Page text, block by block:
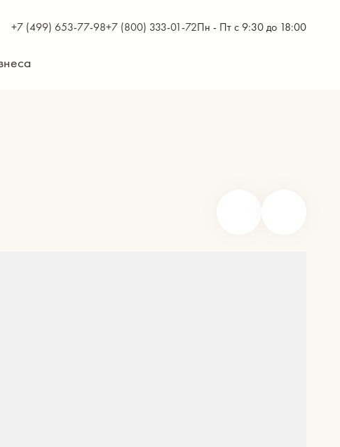
+7 (499) 653-77-98+7 (800) 333-01-72Пн - Пт с 9:30 до 18:00